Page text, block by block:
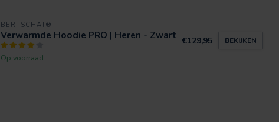
BERTSCHAT®
Verwarmde Hoodie PRO | Heren - Zwart
Op voorraad
€129,95 BEKIJKEN